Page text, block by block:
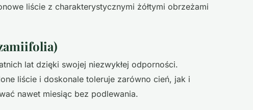
liście z charakterystycznymi żółtymi obrzeżami
lat dzięki swojej niezwykłej odporności.
liście i doskonale toleruje zarówno cień, jak i
nawet miesiąc bez podlewania.